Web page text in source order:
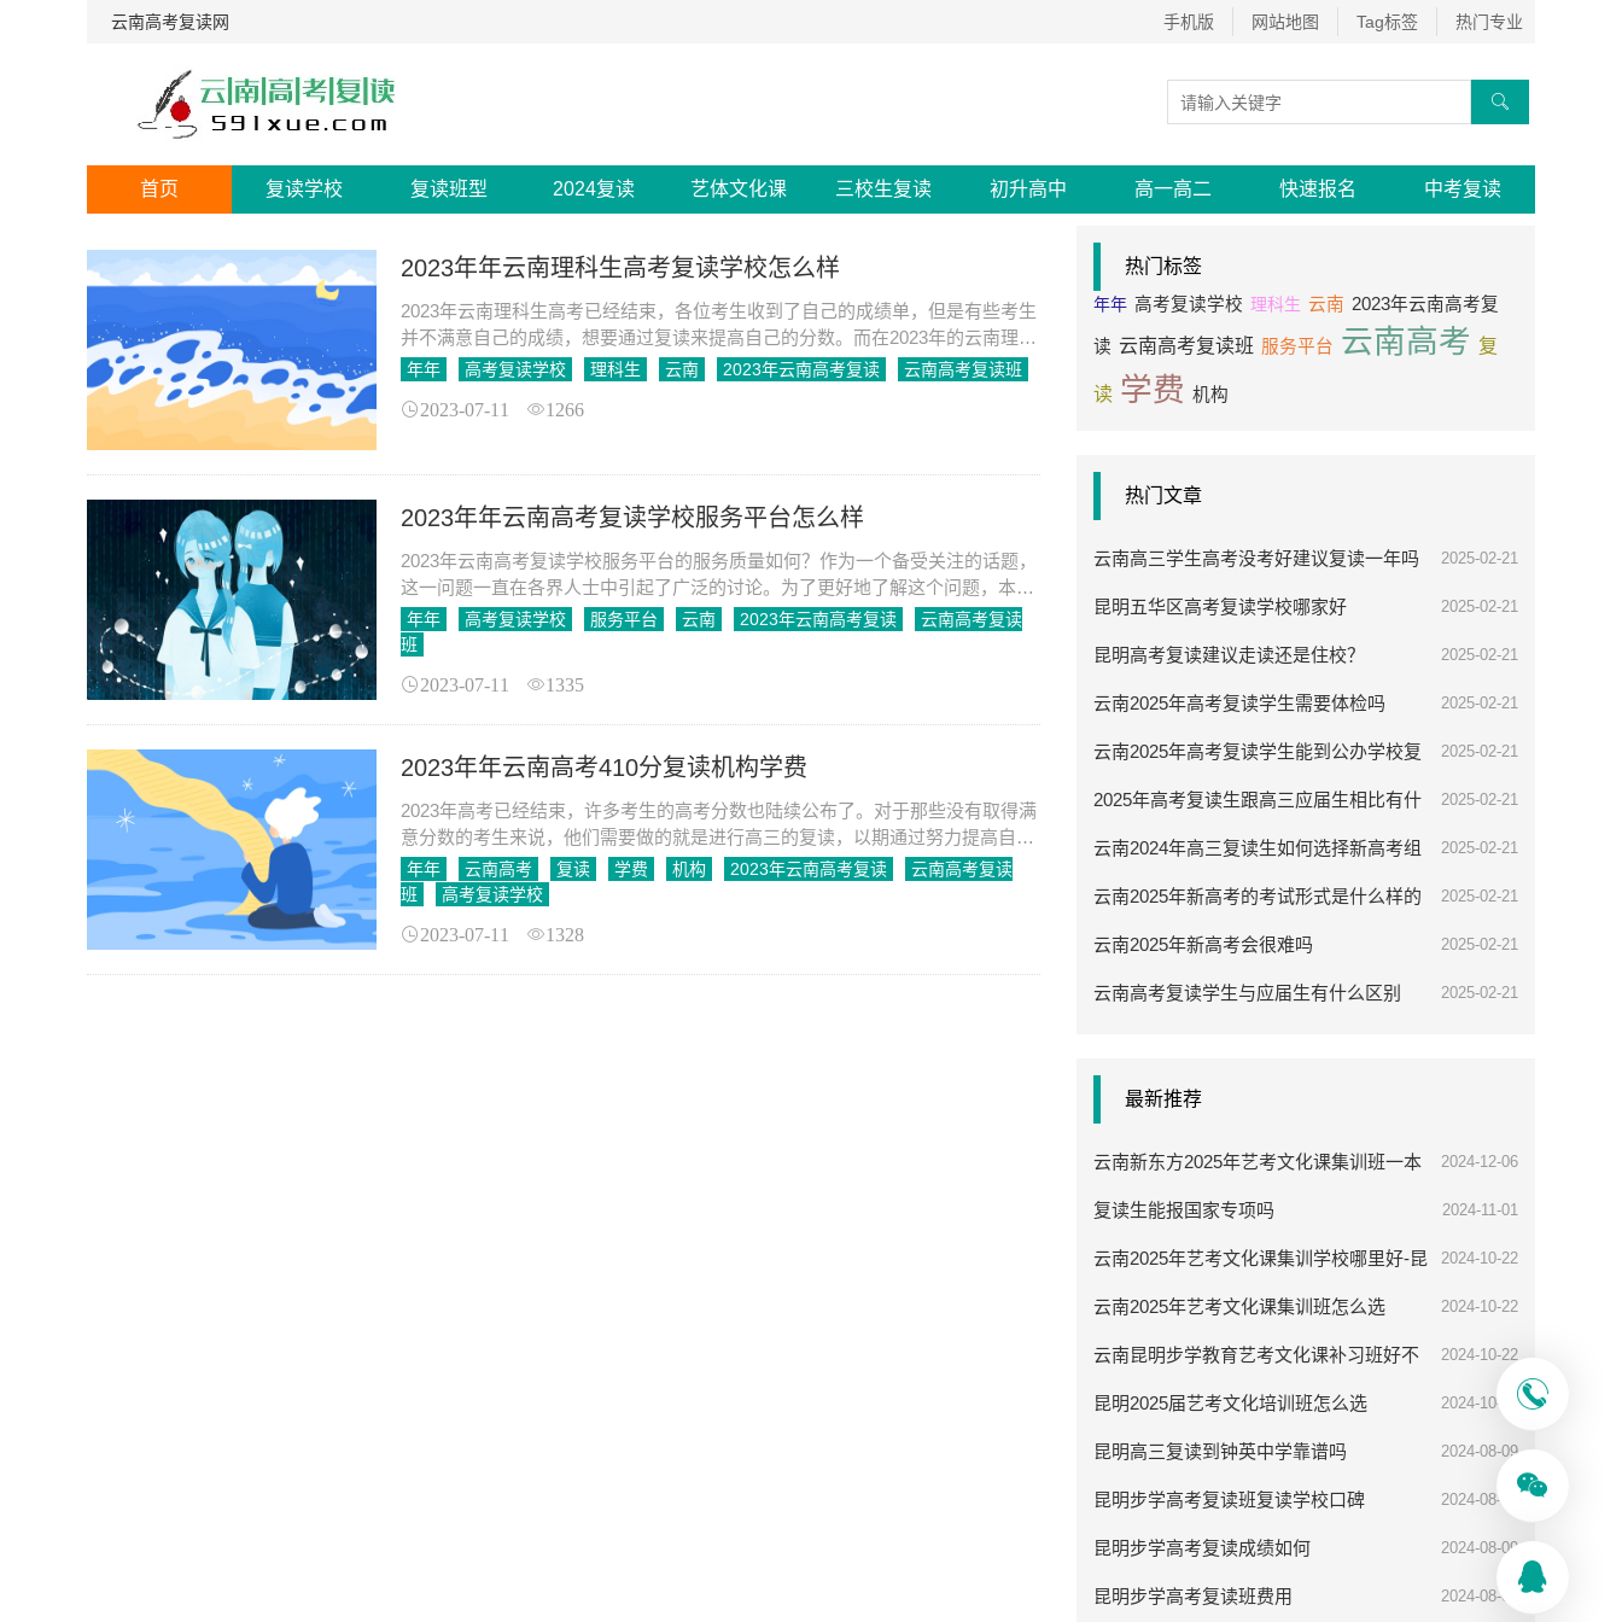
云南高考复读网 手机版 网站地图 Tag标签 热门专业

首页 复读学校 复读班型 2024复读 艺体文化课 三校生复读 初升高中 高一高二 快速报名 中考复读
2023年年云南理科生高考复读学校怎么样
2023年云南理科生高考已经结束，各位考生收到了自己的成绩单，但是有些考生
并不满意自己的成绩，想要通过复读来提高自己的分数。而在2023年的云南理科
生高考复读学校中，昆明步学集团是一个不错的选择。
年年 高考复读学校 理科生 云南 2023年云南高考复读 云南高考复读班
2023-07-11 1266
2023年年云南高考复读学校服务平台怎么样
2023年云南高考复读学校服务平台的服务质量如何？作为一个备受关注的话题，
这一问题一直在各界人士中引起了广泛的讨论。为了更好地了解这个问题，本文
将对2023年云南高考复读学校服务平台进行详细的探讨。
年年 高考复读学校 服务平台 云南 2023年云南高考复读
云南高考复读
班
2023-07-11 1335
2023年年云南高考410分复读机构学费
2023年高考已经结束，许多考生的高考分数也陆续公布了。对于那些没有取得满
意分数的考生来说，他们需要做的就是进行高三的复读，以期通过努力提高自己
的分数，重新争取理想的大学录取机会。然而，高三复读不仅需
年年 云南高考 复读 学费 机构 2023年云南高考复读
云南高考复读
班
高考复读学校
2023-07-11 1328
热门标签
年年 高考复读学校 理科生 云南 2023年云南高考复
读 云南高考复读班 服务平台 云南高考 复
读 学费 机构
热门文章
云南高三学生高考没考好建议复读一年吗 2025-02-21
昆明五华区高考复读学校哪家好 2025-02-21
昆明高考复读建议走读还是住校？ 2025-02-21
云南2025年高考复读学生需要体检吗 2025-02-21
云南2025年高考复读学生能到公办学校复
读吗
2025-02-21
2025年高考复读生跟高三应届生相比有什
么优势
2025-02-21
云南2024年高三复读生如何选择新高考组
合
2025-02-21
云南2025年新高考的考试形式是什么样的 2025-02-21
云南2025年新高考会很难吗 2025-02-21
云南高考复读学生与应届生有什么区别 2025-02-21
最新推荐
云南新东方2025年艺考文化课集训班一本
率高吗
2024-12-06
复读生能报国家专项吗 2024-11-01
云南2025年艺考文化课集训学校哪里好-昆
明步学教育
2024-10-22
云南2025年艺考文化课集训班怎么选 2024-10-22
云南昆明步学教育艺考文化课补习班好不
好
2024-10-22
昆明2025届艺考文化培训班怎么选 2024-10-08
昆明高三复读到钟英中学靠谱吗 2024-08-09
昆明步学高考复读班复读学校口碑 2024-08-09
昆明步学高考复读成绩如何 2024-08-09
昆明步学高考复读班费用 2024-08-09